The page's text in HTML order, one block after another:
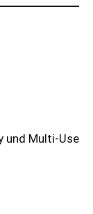
und Multi-Use